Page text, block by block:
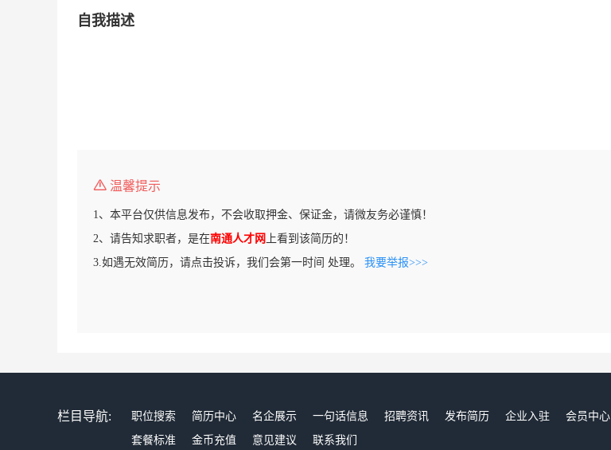
自我描述
温馨提示
1、本平台仅供信息发布，不会收取押金、保证金，请微友务必谨慎！
2、请告知求职者，是在南通人才网 上看到该简历的！
3.如遇无效简历，请点击投诉，我们会第一时间 处理。 我要举报>>>
栏目导航: 职位搜索 简历中心 名企展示 一句话信息 招聘资讯 发布简历 企业入驻 会员中心
套餐标准
金币充值 意见建议 联系我们